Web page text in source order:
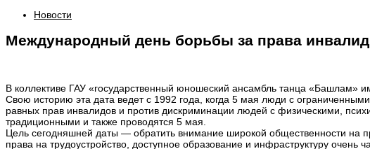
Новости
Международный день борьбы за права
В коллективе ГАУ «государственный юношеский ансамбль танца
Свою историю эта дата ведет с 1992 года, когда 5 мая люди с
равных прав инвалидов и против дискриминации людей с физическими,
традиционными и также проводятся 5 мая.
Цель сегодняшней даты — обратить внимание широкой общественности на
права на трудоустройство, доступное образование и инфраструктуру